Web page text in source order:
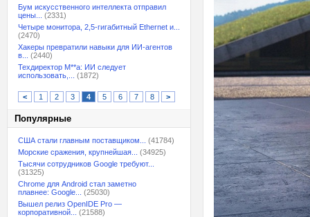
Бум искусственного интеллекта отправил
цены...
(2331)
Четыре монитора, 2,5-гигабитный Ethernet и...
(2470)
Хакеры превратили навыки для ИИ-агентов
в...
(2440)
Техдиректор M**a: ИИ следует
использовать,...
(1872)
< 1 2 3 4 5 6 7 8 >
Популярные
США стали главным поставщиком...
(41784)
Морские сражения, крупнейшая...
(34925)
Тысячи сотрудников Google требуют...
(31325)
Chrome для Android стал заметно
плавнее: Google...
(25030)
Вышел релиз OpenIDE Pro —
корпоративной...
(21588)